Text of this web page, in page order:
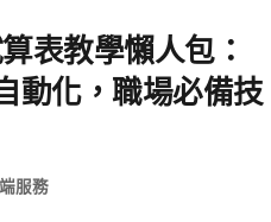
表教學懶人包：
動化，職場必備技
服務